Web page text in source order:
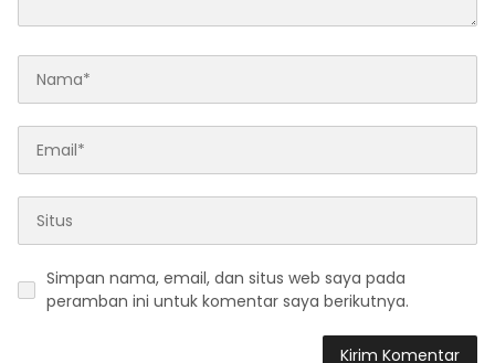
Simpan nama, email, dan situs web saya pada
peramban ini untuk komentar saya berikutnya.